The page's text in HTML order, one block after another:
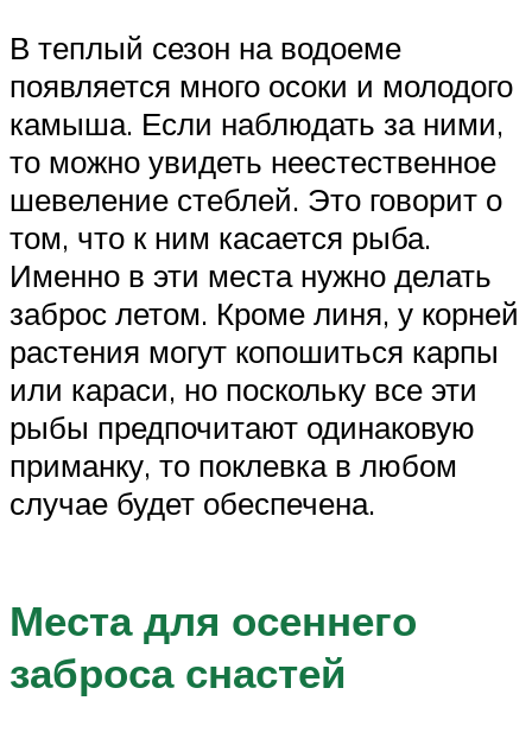
В теплый сезон на водоеме
появляется много осоки и молодого
камыша. Если наблюдать за ними,
то можно увидеть неестественное
шевеление стеблей. Это говорит о
том, что к ним касается рыба.
Именно в эти места нужно делать
заброс летом. Кроме линя, у корней
растения могут копошиться карпы
или караси, но поскольку все эти
рыбы предпочитают одинаковую
приманку, то поклевка в любом
случае будет обеспечена.
Места для осеннего
заброса снастей